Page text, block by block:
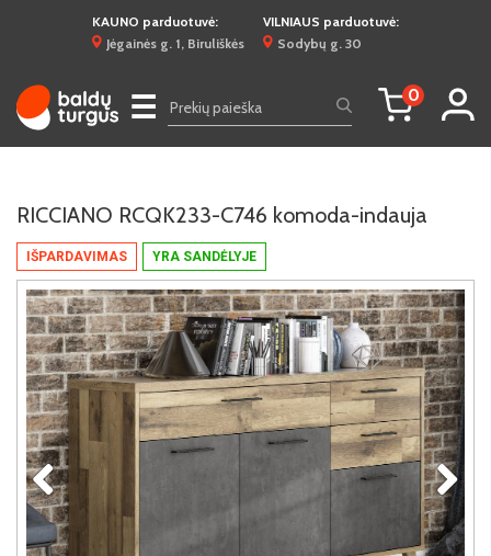
KAUNO parduotuvė:
Jėgainės g. 1, Biruliškės
VILNIAUS parduotuvė:
Sodybų g. 30
☰ 0
IŠPARDAVIMAS YRA SANDĖLYJE
RICCIANO RCQK233-C746 komoda-indauja